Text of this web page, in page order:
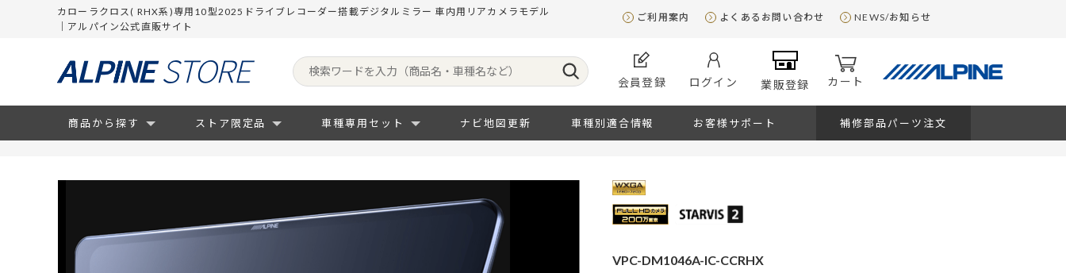
カローラクロス( RHX系)専用10型2025ドライブレコーダー搭載デジタルミラー 車内用リアカメラモデル
｜アルパイン公式直販サイト
ご利用案内 よくあるお問い合わせ NEWS/お知らせ
会員登録 ログイン 業販登録 カート
商品から探す ストア限定品 車種専用セット ナビ地図更新 車種別適合情報 お客様サポート 補修部品パーツ注文
VPC-DM1046A-IC-CCRHX